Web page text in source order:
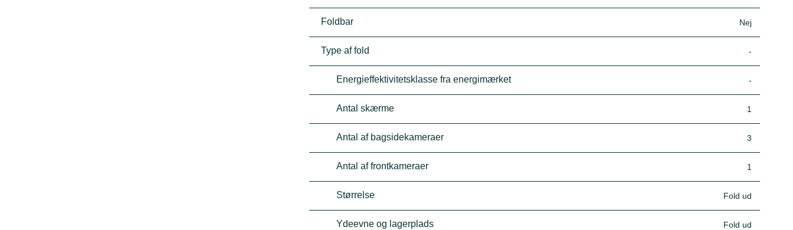
Foldbar Nej
Type af fold -
Energieffektivitetsklasse fra energimærket -
Antal skærme 1
Antal af bagsidekameraer 3
Antal af frontkameraer 1
Størrelse Fold ud
Ydeevne og lagerplads Fold ud